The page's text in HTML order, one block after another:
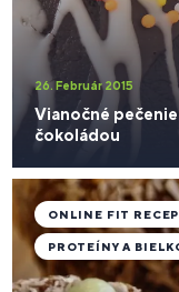
26. Február 2015
Vianočné
čokoládou
ONLINE FIT
PROTEÍNY A